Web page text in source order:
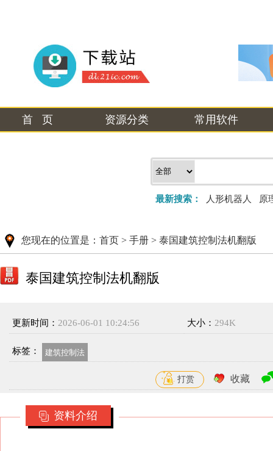
首 页 资源分类 常用软件
最新搜索： 人形机器人 原
您现在的位置是： 首页 > 手册 > 泰国建筑控制法机翻版
泰国建筑控制法机翻版
更新时间： 2026-06-01 10:24:56 大小： 294K
标签： 建筑控制法
打赏 收藏
资料介绍